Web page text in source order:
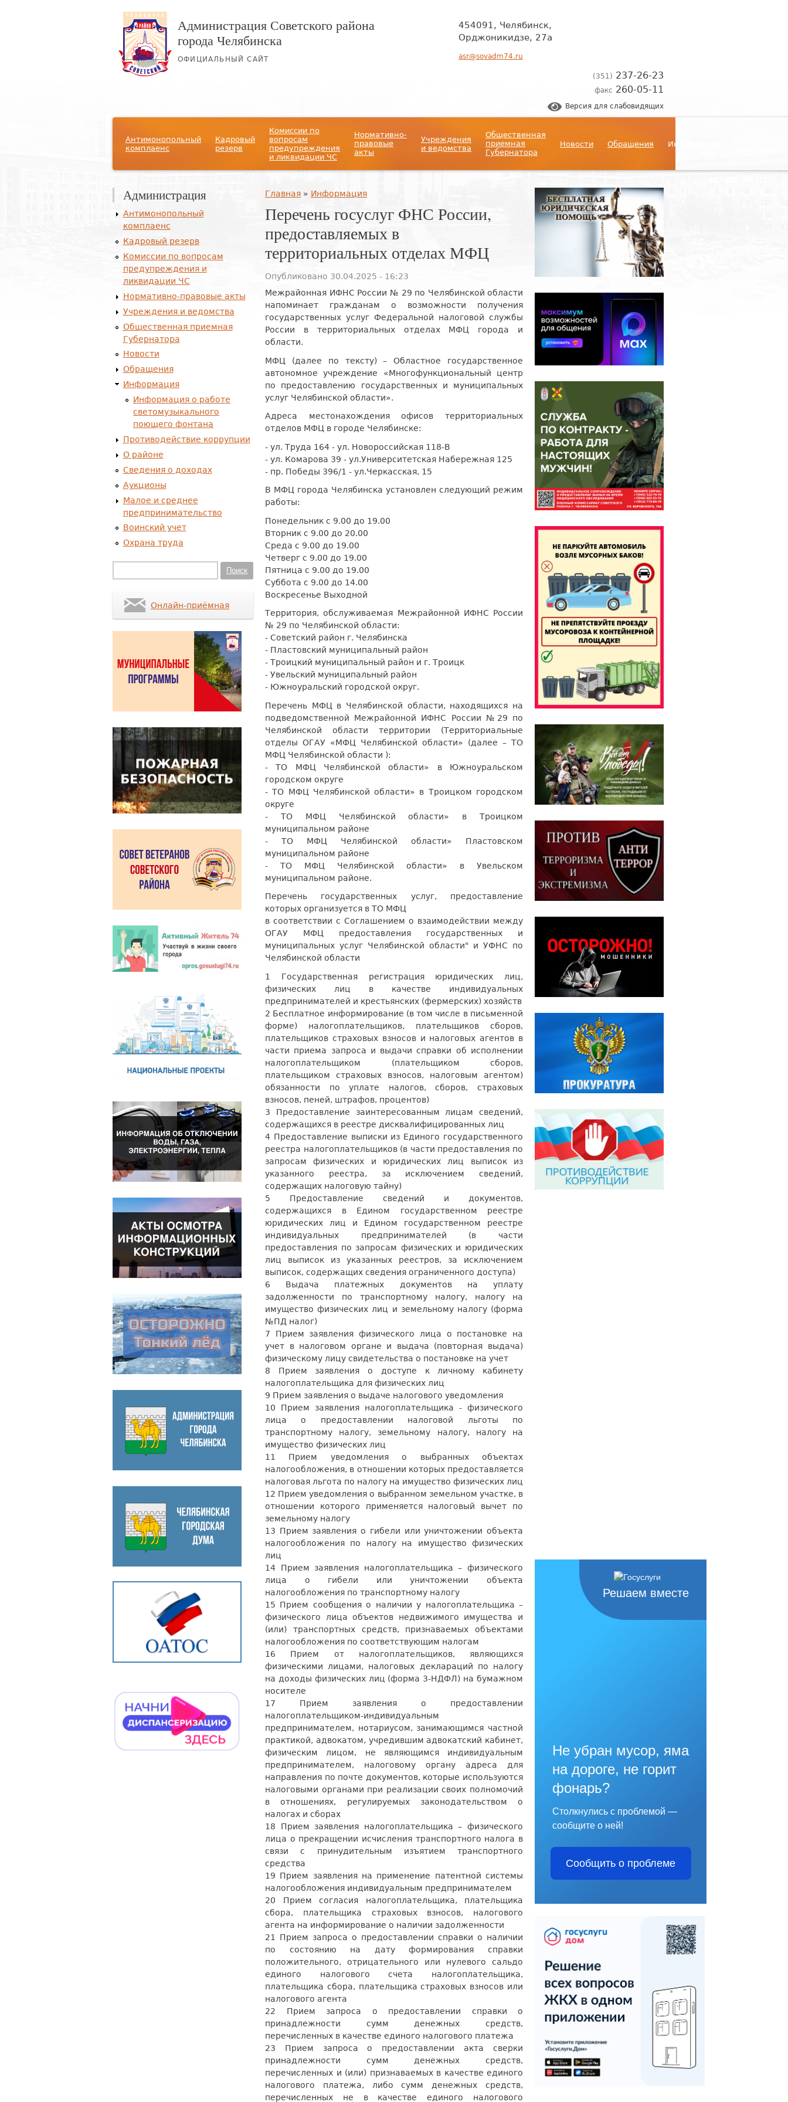
Администрация Советского района
города Челябинска
ОФИЦИАЛЬНЫЙ САЙТ
454091, Челябинск,
Орджоникидзе, 27а
asr@sovadm74.ru
(351) 237-26-23
факс 260-05-11
Версия для слабовидящих
Антимонопольный
комплаенс
Кадровый
резерв
Комиссии по
вопросам
предупреждения
и ликвидации ЧС
Нормативно-
правовые
акты
Учреждения
и ведомства
Общественная
приемная
Губернатора
Новости Обращения Информация
Вы здесь
Главная » Информация
Перечень госуслуг ФНС России,
предоставляемых в
территориальных отделах МФЦ
Опубликовано 30.04.2025 - 16:23
Межрайонная ИФНС России № 29 по Челябинской области
напоминает гражданам о возможности получения
государственных услуг Федеральной налоговой службы
России в территориальных отделах МФЦ города и
области.
МФЦ (далее по тексту) – Областное государственное
автономное учреждение «Многофункциональный центр
по предоставлению государственных и муниципальных
услуг Челябинской области».
Адреса местонахождения офисов территориальных
отделов МФЦ в городе Челябинске:
- ул. Труда 164 - ул. Новороссийская 118-В
- ул. Комарова 39 - ул.Университетская Набережная 125
- пр. Победы 396/1 - ул.Черкасская, 15
В МФЦ города Челябинска установлен следующий режим
работы:
Понедельник с 9.00 до 19.00
Вторник с 9.00 до 20.00
Среда с 9.00 до 19.00
Четверг с 9.00 до 19.00
Пятница с 9.00 до 19.00
Суббота с 9.00 до 14.00
Воскресенье Выходной
Территория, обслуживаемая Межрайонной ИФНС России
№ 29 по Челябинской области:
- Советский район г. Челябинска
- Пластовский муниципальный район
- Троицкий муниципальный район и г. Троицк
- Увельский муниципальный район
- Южноуральский городской округ.
Перечень МФЦ в Челябинской области, находящихся на
подведомственной Межрайонной ИФНС России №29 по
Челябинской области территории (Территориальные
отделы ОГАУ «МФЦ Челябинской области» (далее – ТО
МФЦ Челябинской области ):
- ТО МФЦ Челябинской области» в Южноуральском
городском округе
- ТО МФЦ Челябинской области» в Троицком городском
округе
- ТО МФЦ Челябинской области» в Троицком
муниципальном районе
- ТО МФЦ Челябинской области» Пластовском
муниципальном районе
- ТО МФЦ Челябинской области» в Увельском
муниципальном районе.
Перечень государственных услуг, предоставление
которых организуется в ТО МФЦ
в соответствии с Соглашением о взаимодействии между
ОГАУ МФЦ предоставления государственных и
муниципальных услуг Челябинской области" и УФНС по
Челябинской области
1 Государственная регистрация юридических лиц,
физических лиц в качестве индивидуальных
предпринимателей и крестьянских (фермерских) хозяйств
2 Бесплатное информирование (в том числе в письменной
форме) налогоплательщиков, плательщиков сборов,
плательщиков страховых взносов и налоговых агентов в
части приема запроса и выдачи справки об исполнении
налогоплательщиком (плательщиком сборов,
плательщиком страховых взносов, налоговым агентом)
обязанности по уплате налогов, сборов, страховых
взносов, пеней, штрафов, процентов)
3 Предоставление заинтересованным лицам сведений,
содержащихся в реестре дисквалифицированных лиц
4 Предоставление выписки из Единого государственного
реестра налогоплательщиков (в части предоставления по
запросам физических и юридических лиц выписок из
указанного реестра, за исключением сведений,
содержащих налоговую тайну)
5 Предоставление сведений и документов,
содержащихся в Едином государственном реестре
юридических лиц и Едином государственном реестре
индивидуальных предпринимателей (в части
предоставления по запросам физических и юридических
лиц выписок из указанных реестров, за исключением
выписок, содержащих сведения ограниченного доступа)
6 Выдача платежных документов на уплату
задолженности по транспортному налогу, налогу на
имущество физических лиц и земельному налогу (форма
№ПД налог)
7 Прием заявления физического лица о постановке на
учет в налоговом органе и выдача (повторная выдача)
физическому лицу свидетельства о постановке на учет
8 Прием заявления о доступе к личному кабинету
налогоплательщика для физических лиц
9 Прием заявления о выдаче налогового уведомления
10 Прием заявления налогоплательщика - физического
лица о предоставлении налоговой льготы по
транспортному налогу, земельному налогу, налогу на
имущество физических лиц
11 Прием уведомления о выбранных объектах
налогообложения, в отношении которых предоставляется
налоговая льгота по налогу на имущество физических лиц
12 Прием уведомления о выбранном земельном участке, в
отношении которого применяется налоговый вычет по
земельному налогу
13 Прием заявления о гибели или уничтожении объекта
налогообложения по налогу на имущество физических
лиц
14 Прием заявления налогоплательщика – физического
лица о гибели или уничтожении объекта
налогообложения по транспортному налогу
15 Прием сообщения о наличии у налогоплательщика –
физического лица объектов недвижимого имущества и
(или) транспортных средств, признаваемых объектами
налогообложения по соответствующим налогам
16 Прием от налогоплательщиков, являющихся
физическими лицами, налоговых деклараций по налогу
на доходы физических лиц (форма 3-НДФЛ) на бумажном
носителе
17 Прием заявления о предоставлении
налогоплательщиком-индивидуальным
предпринимателем, нотариусом, занимающимся частной
практикой, адвокатом, учредившим адвокатский кабинет,
физическим лицом, не являющимся индивидуальным
предпринимателем, налоговому органу адреса для
направления по почте документов, которые используются
налоговыми органами при реализации своих полномочий
в отношениях, регулируемых законодательством о
налогах и сборах
18 Прием заявления налогоплательщика – физического
лица о прекращении исчисления транспортного налога в
связи с принудительным изъятием транспортного
средства
19 Прием заявления на применение патентной системы
налогообложения индивидуальным предпринимателем
20 Прием согласия налогоплательщика, плательщика
сбора, плательщика страховых взносов, налогового
агента на информирование о наличии задолженности
21 Прием запроса о предоставлении справки о наличии
по состоянию на дату формирования справки
положительного, отрицательного или нулевого сальдо
единого налогового счета налогоплательщика,
плательщика сбора, плательщика страховых взносов или
налогового агента
22 Прием запроса о предоставлении справки о
принадлежности сумм денежных средств,
перечисленных в качестве единого налогового платежа
23 Прием запроса о предоставлении акта сверки
принадлежности сумм денежных средств,
перечисленных и (или) признаваемых в качестве единого
налогового платежа, либо сумм денежных средств,
перечисленных не в качестве единого налогового
Администрация
Антимонопольный
комплаенс
Кадровый резерв
Комиссии по вопросам
предупреждения и
ликвидации ЧС
Нормативно-правовые акты
Учреждения и ведомства
Общественная приемная
Губернатора
Новости
Обращения
Информация
Информация о работе
светомузыкального
поющего фонтана
Противодействие коррупции
О районе
Сведения о доходах
Аукционы
Малое и среднее
предпринимательство
Воинский учет
Охрана труда
Поиск
Онлайн-приёмная
Решаем вместе
Не убран мусор, яма
на дороге, не горит
фонарь?
Столкнулись с проблемой —
сообщите о ней!
Сообщить о проблеме